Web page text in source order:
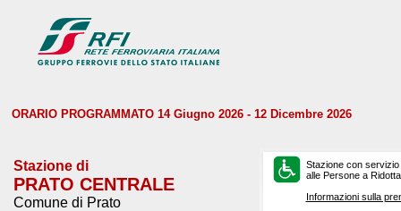
ORARIO PROGRAMMATO 14 Giugno 2026 - 12 Dicembre 2026
Stazione di
PRATO CENTRALE
Comune di Prato
Stazione con
alle Persone a
Informazioni sulla